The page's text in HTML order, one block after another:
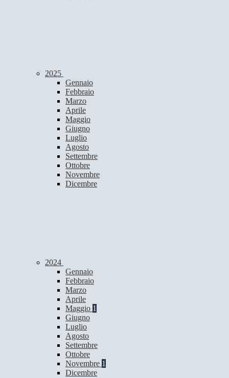
2025
Gennaio
Febbraio
Marzo
Aprile
Maggio
Giugno
Luglio
Agosto
Settembre
Ottobre
Novembre
Dicembre
2024
Gennaio
Febbraio
Marzo
Aprile
Maggio 1
Giugno
Luglio
Agosto
Settembre
Ottobre
Novembre 1
Dicembre